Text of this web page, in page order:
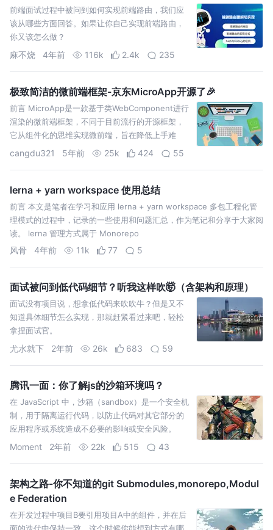
前端面试过程中被问到如何实现前端路由，我们应
该从哪些方面回答。如果让你自己实现前端路由，
你又该怎么做？
麻不烧 4年前 116k 2.4k 235
极致简洁的微前端框架-京东MicroApp开源了🎉
前言 MicroApp是一款基于类WebComponent进行
渲染的微前端框架，不同于目前流行的开源框架，
它从组件化的思维实现微前端，旨在降低上手难
度、提升工作效率。
cangdu321 5年前 25k 424 55
lerna + yarn workspace 使用总结
前言 本文是笔者在学习和应用 lerna + yarn workspace 多包工程化管
理模式的过程中，记录的一些使用和问题汇总，作为笔记和分享于大家阅
读。 lerna 管理方式属于 Monorepo
风骨 4年前 11k 77 5
面试被问到低代码细节？听我这样吹🤯（含架构和原理）
面试没有项目说，想拿低代码来吹吹牛？但是又不
知道具体细节怎么实现，那就赶紧看过来吧，轻松
拿捏面试官。
尤水就下 2年前 26k 683 59
腾讯一面：你了解js的沙箱环境吗？
在 JavaScript 中，沙箱（sandbox）是一个安全机
制，用于隔离运行代码，以防止代码对其它部分的
应用程序或系统造成不必要的影响或安全风险。
Moment 2年前 22k 515 43
架构之路-你不知道的git Submodules,monorepo,Modul
e Federation
在开发过程中项目B要引用项目A中的组件，并在后